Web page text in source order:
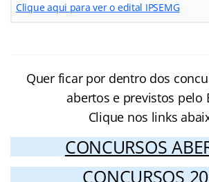
Clique aqui para ver o edital IPSEMG
Quer ficar por dentro dos
abertos e previstos pelo
Clique nos links
CONCURSOS
CONCURSOS